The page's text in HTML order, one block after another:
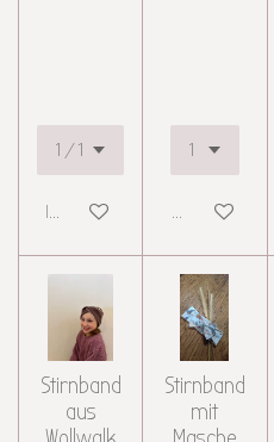
In den Warenkorb Details anzeigen
Stirnband
aus
Stirnband
mit